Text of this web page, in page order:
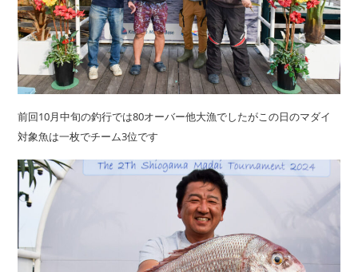
前回10月中旬の釣行では80オーバー他大漁でしたがこの日のマダイ
対象魚は一枚でチーム3位です